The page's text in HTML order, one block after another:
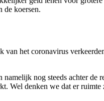
de koersen.
het coronavirus
nog steeds achter de
Wel denken we dat er